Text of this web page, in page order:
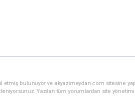
etmiş bulunuyor ve akyazimeydan.com sitesine
Yazılan tüm yorumlardan site